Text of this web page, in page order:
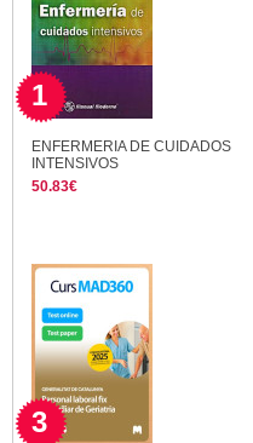
1
ENFERMERIA DE CUIDADOS
INTENSIVOS
50.83€
3